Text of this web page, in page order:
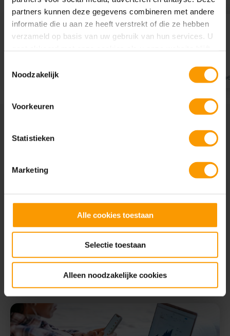
partners kunnen deze gegevens combineren met andere
informatie die u aan ze heeft verstrekt of die ze hebben
verzameld op basis van uw gebruik van hun services. U
Noodzakelijk
Voorkeuren
Statistieken
Marketing
Alle cookies toestaan
Selectie toestaan
Alleen noodzakelijke cookies
Zonder kennis van programmeren kan iedereen een portaal
Werk
Gerelateerd Power Pages nieuws
Power Pages Explained
ARTIKEL LEZEN